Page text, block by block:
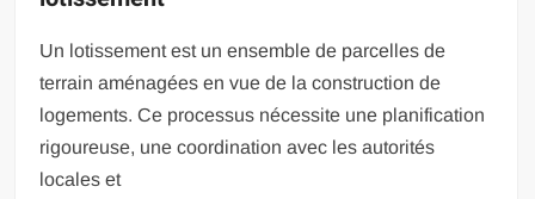
Un lotissement est un ensemble de parcelles de
terrain aménagées en vue de la construction de
logements. Ce processus nécessite une planification
rigoureuse, une coordination avec les autorités
locales et